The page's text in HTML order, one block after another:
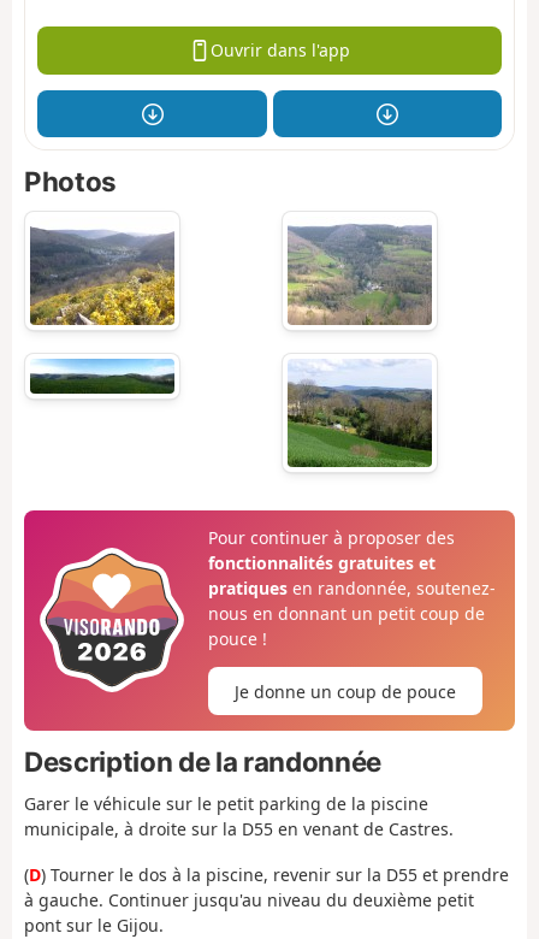
Ouvrir dans l'app
Photos
Pour continuer à proposer des
fonctionnalités gratuites et
pratiquesen randonnée, soutenez-
nous en donnant un petit coup de
pouce !
Je donne un coup de pouce
Description de la randonnée
Garer le véhicule sur le petit parking de la piscine
municipale, à droite sur la D55 en venant de Castres.
(D) Tourner le dos à la piscine, revenir sur la D55 et prendre
à gauche. Continuer jusqu'au niveau du deuxième petit
pont sur le Gijou.